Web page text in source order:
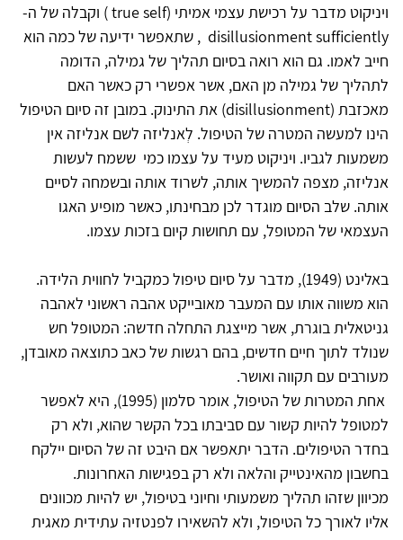
ויניקוט מדבר על רכישת עצמי אמיתי (true self ) וקבלה של ה-
disillusionment sufficiently , שתאפשר ידיעה של כמה הוא
חייב לאמו. גם הוא רואה בסיום תהליך של גמילה, הדומה
לתהליך של גמילה מן האם, אשר אפשרי רק כאשר האם
מאכזבת (disillusionment) את התינוק. במובן זה סיום הטיפול
הינו למעשה המטרה של הטיפול. לְאנליזה לשם אנליזה אין
משמעות לגביו. ויניקוט מעיד על עצמו כמי ששמח לעשות
אנליזה, מצפה להמשיך אותה, לשרוד אותה ובשמחה לסיים
אותה. שלב הסיום מוגדר לכן מבחינתו, כאשר מופיע האגו
העצמאי של המטופל, עם תחושות קיום בזכות עצמו.
באלינט (1949), מדבר על סיום טיפול כמקביל לחווית הלידה.
הוא משווה אותו עם המעבר מאובייקט אהבה ראשוני לאהבה
גניטאלית בוגרת, אשר מייצגת התחלה חדשה: המטופל חש
שנולד לתוך חיים חדשים, בהם רגשות של כאב כתוצאה מאובדן,
מעורבים עם תקווה ואושר.
אחת המטרות של הטיפול, אומר סלמון (1995), היא לאפשר
למטופל להיות קשור עם סביבתו בכל הקשר שהוא, ולא רק
בחדר הטיפולים. הדבר יתאפשר אם היבט זה של הסיום יילקח
בחשבון מהאינטייק והלאה ולא רק בפגישות האחרונות.
מכיוון שזהו תהליך משמעותי וחיוני בטיפול, יש להיות מכוונים
אליו לאורך כל הטיפול, ולא להשאירו לפנטזיה עתידית מאגית